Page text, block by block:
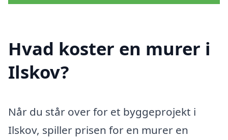
Hvad koster en murer i
Ilskov?
Når du står over for et byggeprojekt i
Ilskov, spiller prisen for en murer en